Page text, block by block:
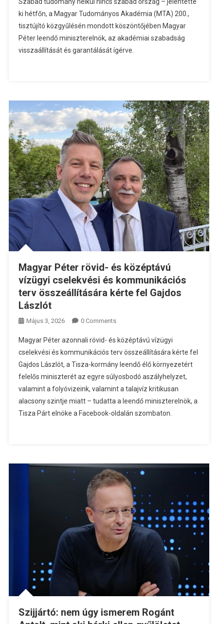
ki hétfőn, a Magyar Tudományos Akadémia (MTA) 200.,
tisztújító közgyűlésén mondott köszöntőjében Magyar
Péter leendő miniszterelnök, az akadémiai szabadság
visszaállítását és garantálását ígérve.
Magyar Péter rövid- és középtávú
vízügyi cselekvési és kommunikációs
terv összeállítására kérte fel Gajdos
Lászlót
Május 3, 2026 0 Comments
Magyar Péter azonnali rövid- és középtávú vízügyi
cselekvési és kommunikációs terv összeállítására kérte fel
Gajdos Lászlót, a Tisza-kormány leendő élő környezetért
felelős miniszterét az egyre súlyosbodó aszályhelyzet,
valamint a folyóvizeink, valamint a talajvíz kritikusan
alacsony szintje miatt – tudatta a leendő miniszterelnök, a
Tisza Párt elnöke a Facebook-oldalán szombaton.
Szijjártó: nem úgy ismerem Rogánt